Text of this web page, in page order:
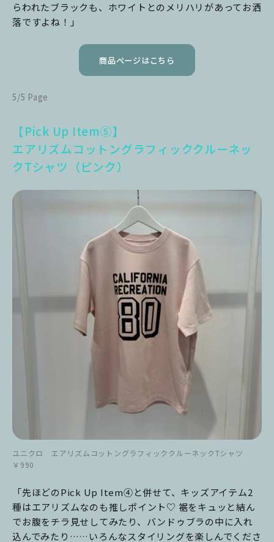
らわれたブラックも、ホワイトとのメリハリがあってお洒
落ですよね！」
商品ページはこちら
5/5 Page
【Pick Up Item⑤】
エアリズムコットングラフィッククルーネッ
クTシャツ（ピンク）
ユニクロ エアリズムコットングラフィッククルーネックTシャツ
￥990
「先ほどのPick Up Item④と併せて、キッズアイテム2
種はエアリズムなのも推しポイント♡ 裾をキュッと結ん
でお腹をチラ見せしてみたり、バンドゥブラの中に入れ
込んでみたり……いろんなスタイリングを楽しんでくださ